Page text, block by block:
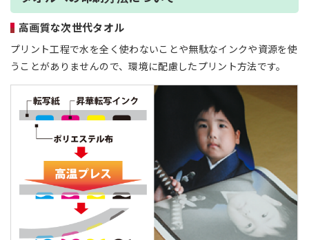
高画質な次世代タオル
プリント工程で水を全く使わないことや無駄なインクや資源を使
うことがありませんので、環境に配慮したプリント方法です。